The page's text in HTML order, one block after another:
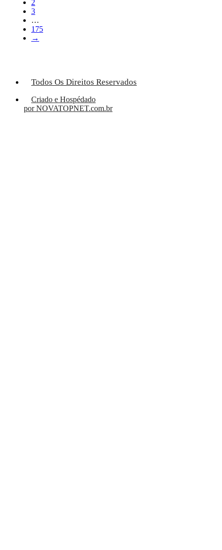
2
3
…
175
→
Todos Os Direitos Reservados
Criado e Hospédado
por NOVATOPNET.com.br